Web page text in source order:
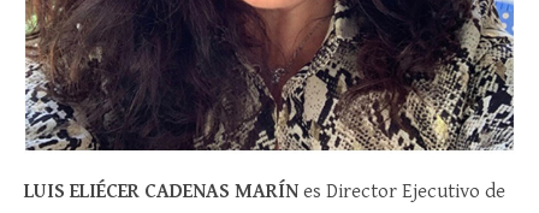
LUIS ELIÉCER CADENAS MARÍN es Director Ejecutivo de